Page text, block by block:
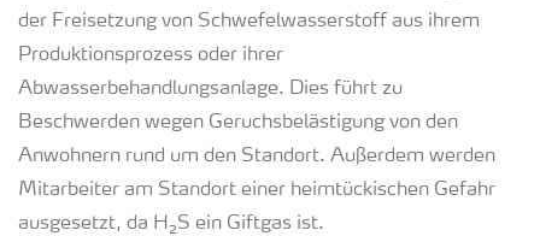
der Freisetzung von Schwefelwasserstoff aus ihrem
Produktionsprozess oder ihrer
Abwasserbehandlungsanlage. Dies führt zu
Beschwerden wegen Geruchsbelästigung von den
Anwohnern rund um den Standort. Außerdem werden
Mitarbeiter am Standort einer heimtückischen Gefahr
ausgesetzt, da H₂S ein Giftgas ist.